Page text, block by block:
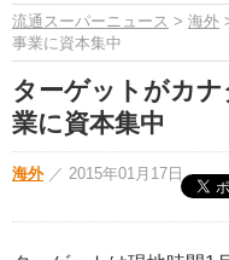
流通スーパーニュース > 海外
事業に資本集中
ターゲットがカ
業に資本集中
海外 ／ 2015年01月17日